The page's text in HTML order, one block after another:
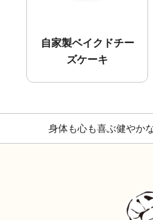
自家製ベイクドチー
ズケーキ
身体も心も喜ぶ健やか